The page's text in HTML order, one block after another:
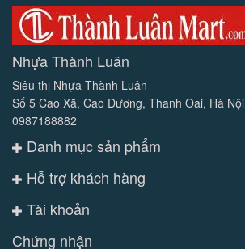
Nhựa Thành Luân
Siêu thị Nhựa Thành Luân
Số 5 Cao Xã, Cao Dương, Thanh Oai, Hà Nội
0987188882
Danh mục sản phẩm
Hỗ trợ khách hàng
Tài khoản
Chứng nhận